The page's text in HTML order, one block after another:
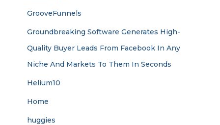
GrooveFunnels
Groundbreaking Software Generates High-
Quality Buyer Leads From Facebook In Any
Niche And Markets To Them In Seconds
Helium10
Home
huggies